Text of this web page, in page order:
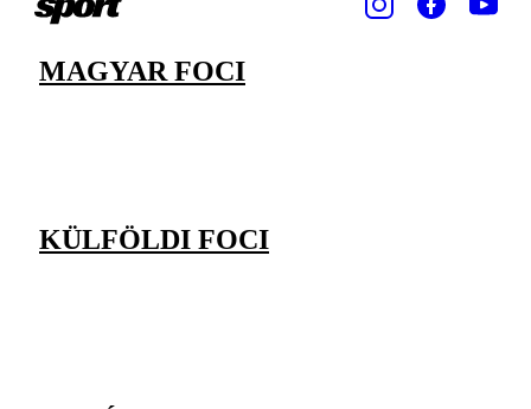
MAGYAR FOCI
KÜLFÖLDI FOCI